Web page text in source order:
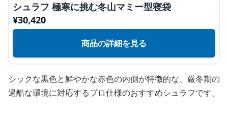
シュラフ 極寒に挑む冬山マミー型寝袋
¥30,420
商品の詳細を見る
シックな黒色と鮮やかな赤色の内側が特徴的な、厳冬期の
過酷な環境に対応するプロ仕様のおすすめシュラフです。